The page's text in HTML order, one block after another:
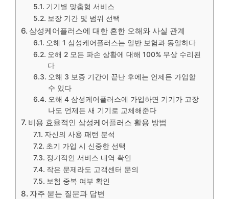
기기별 맞춤형 서비스
보장 기간 및 범위 선택
삼성케어플러스에 대한 흔한 오해와 사실 관계
오해 1 삼성케어플러스는 일반 보험과 동일하다
오해 2 모든 파손 상황에 대해 100% 무상 수리된
다
오해 3 보증 기간이 끝난 후에는 언제든 가입할
수 있다
오해 4 삼성케어플러스에 가입하면 기기가 고장
나도 언제든 새 기기로 교체해준다
비용 효율적인 삼성케어플러스 활용 방법
자신의 사용 패턴 분석
초기 가입 시 신중한 선택
정기적인 서비스 내역 확인
작은 문제라도 고객센터 문의
보험 중복 여부 확인
자주 묻는 질문과 답변